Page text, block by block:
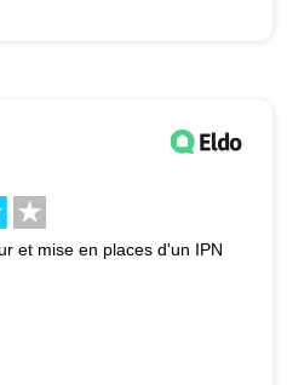
et mise en places d'un IPN